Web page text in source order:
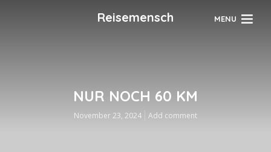
Reisemensch MENU
NUR NOCH 60 KM
November 23, 2024 Add comment